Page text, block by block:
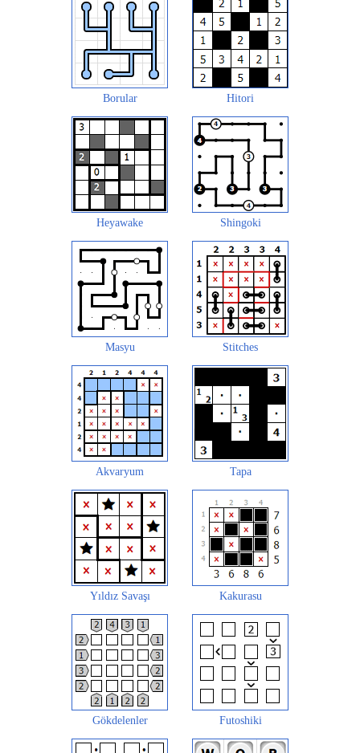
Borular Hitori
Heyawake Shingoki
Masyu Stitches
Akvaryum Tapa
Yıldız Savaşı Kakurasu
Gökdelenler Futoshiki